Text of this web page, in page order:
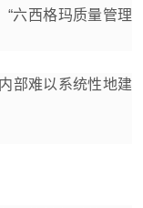
六西格玛质量管理
部难以系统性地建